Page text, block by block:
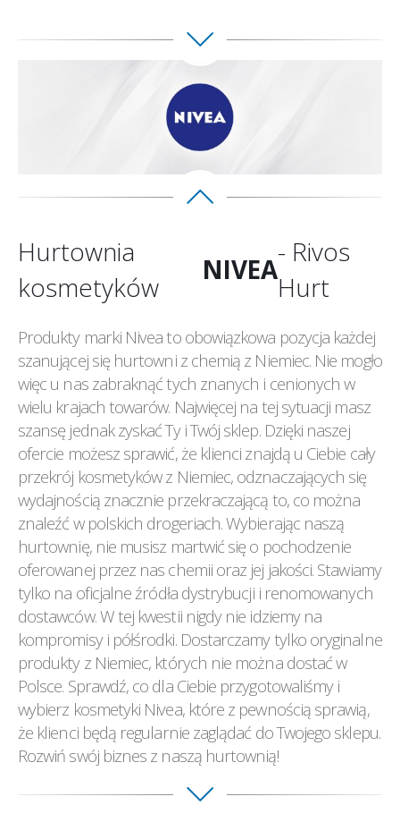
Hurtownia
kosmetyków
NIVEA
- Rivos
Hurt
Produkty marki Nivea to obowiązkowa pozycja każdej
szanującej się hurtowni z chemią z Niemiec. Nie mogło
więc u nas zabraknąć tych znanych i cenionych w
wielu krajach towarów. Najwięcej na tej sytuacji masz
szansę jednak zyskać Ty i Twój sklep. Dzięki naszej
ofercie możesz sprawić, że klienci znajdą u Ciebie cały
przekrój kosmetyków z Niemiec, odznaczających się
wydajnością znacznie przekraczającą to, co można
znaleźć w polskich drogeriach. Wybierając naszą
hurtownię, nie musisz martwić się o pochodzenie
oferowanej przez nas chemii oraz jej jakości. Stawiamy
tylko na oficjalne źródła dystrybucji i renomowanych
dostawców. W tej kwestii nigdy nie idziemy na
kompromisy i półśrodki. Dostarczamy tylko oryginalne
produkty z Niemiec, których nie można dostać w
Polsce. Sprawdź, co dla Ciebie przygotowaliśmy i
wybierz kosmetyki Nivea, które z pewnością sprawią,
że klienci będą regularnie zaglądać do Twojego sklepu.
Rozwiń swój biznes z naszą hurtownią!